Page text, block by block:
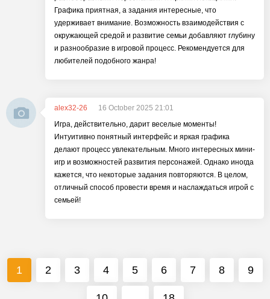
Графика приятная, а задания интересные, что
удерживает внимание. Возможность взаимодействия с
окружающей средой и развитие семьи добавляют глубину
и разнообразие в игровой процесс. Рекомендуется для
любителей подобного жанра!
alex32-26
16 October 2025 21:01
Игра, действительно, дарит веселые моменты!
Интуитивно понятный интерфейс и яркая графика
делают процесс увлекательным. Много интересных мини-
игр и возможностей развития персонажей. Однако иногда
кажется, что некоторые задания повторяются. В целом,
отличный способ провести время и наслаждаться игрой с
семьей!
1 2 3 4 5 6 7 8 9